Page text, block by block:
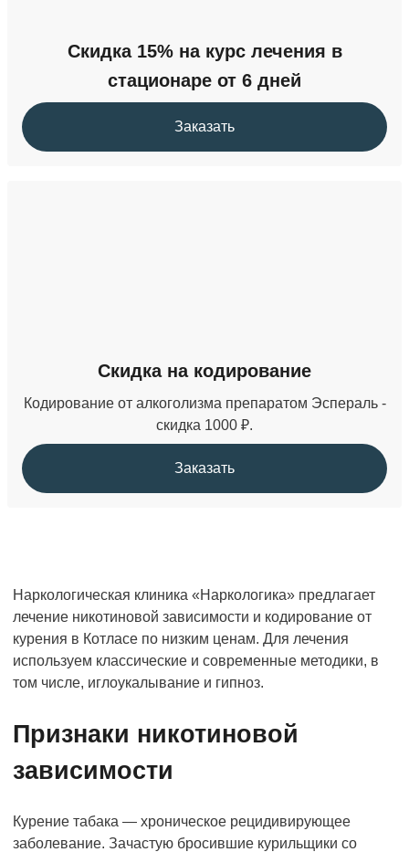
Скидка 15% на курс лечения в
стационаре от 6 дней
Заказать
Скидка на кодирование
Кодирование от алкоголизма препаратом Эспераль -
скидка 1000 ₽.
Заказать
Наркологическая клиника «Наркологика» предлагает
лечение никотиновой зависимости и кодирование от
курения в Котласе по низким ценам. Для лечения
используем классические и современные методики, в
том числе, иглоукалывание и гипноз.
Признаки никотиновой
зависимости
Курение табака — хроническое рецидивирующее
заболевание. Зачастую бросившие курильщики со